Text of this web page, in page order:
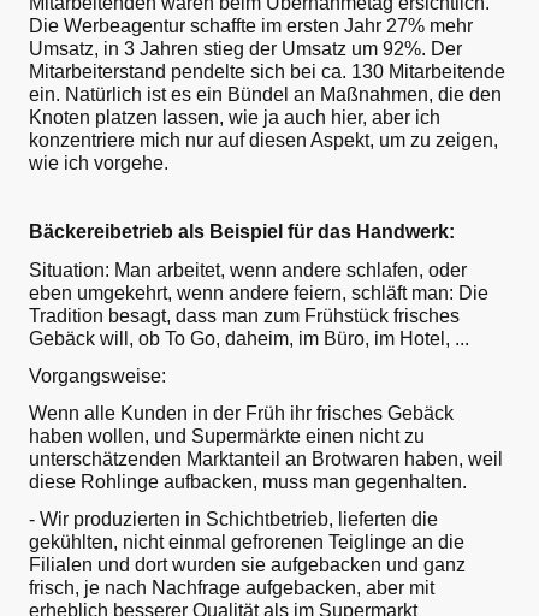
Die Werbeagentur schaffte im ersten Jahr 27% mehr
Umsatz, in 3 Jahren stieg der Umsatz um 92%. Der
Mitarbeiterstand pendelte sich bei ca. 130 Mitarbeitende
ein. Natürlich ist es ein Bündel an Maßnahmen, die den
Knoten platzen lassen, wie ja auch hier, aber ich
konzentriere mich nur auf diesen Aspekt, um zu zeigen,
wie ich vorgehe.
Bäckereibetrieb als Beispiel für das Handwerk:
Situation: Man arbeitet, wenn andere schlafen, oder
eben umgekehrt, wenn andere feiern, schläft man: Die
Tradition besagt, dass man zum Frühstück frisches
Gebäck will, ob To Go, daheim, im Büro, im Hotel, ...
Vorgangsweise:
Wenn alle Kunden in der Früh ihr frisches Gebäck
haben wollen, und Supermärkte einen nicht zu
unterschätzenden Marktanteil an Brotwaren haben, weil
diese Rohlinge aufbacken, muss man gegenhalten.
- Wir produzierten in Schichtbetrieb, lieferten die
gekühlten, nicht einmal gefrorenen Teiglinge an die
Filialen und dort wurden sie aufgebacken und ganz
frisch, je nach Nachfrage aufgebacken, aber mit
erheblich besserer Qualität als im Supermarkt